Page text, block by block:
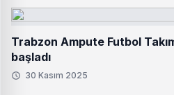
Trabzon Ampute Futbol
başladı
30 Kasım 2025